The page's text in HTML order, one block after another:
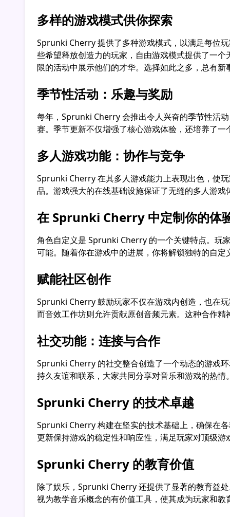
多样的游戏模式供你探索
Sprunki Cherry 提供了多种游戏模式，以满足每位
些希望释放创造力的玩家，自由游戏模式提供了一
限的活动中展示他们的才华。选择如此之多，总有
季节性活动：乐趣与奖励
每年，Sprunki Cherry 会推出令人兴奋的季节性活
赛。季节更新不仅增强了核心游戏体验，还培养了
多人游戏功能：协作与竞争
Sprunki Cherry 在其多人游戏能力上表现出色，使
品。游戏强大的在线基础设施保证了无缝的多人游
在 Sprunki Cherry 中定制你的体
角色自定义是 Sprunki Cherry 的一个关键特点。玩
可能。随着你在游戏中的进展，你将解锁独特的自
赋能社区创作
Sprunki Cherry 鼓励玩家不仅在游戏内创造，也在
而音效工作坊则允许贡献原创音频元素。这种合作
社交功能：连接与合作
Sprunki Cherry 的社交整合创造了一个动态的游戏
持久友谊和联系，大家共同分享对音乐和游戏的热情
Sprunki Cherry 的技术卓越
Sprunki Cherry 构建在坚实的技术基础上，确保在
更新保持游戏的稳定性和响应性，满足玩家对顶级游
Sprunki Cherry 的教育价值
除了娱乐，Sprunki Cherry 还提供了显著的教育益
视为教学音乐概念的有价值工具，使其成为玩家和教